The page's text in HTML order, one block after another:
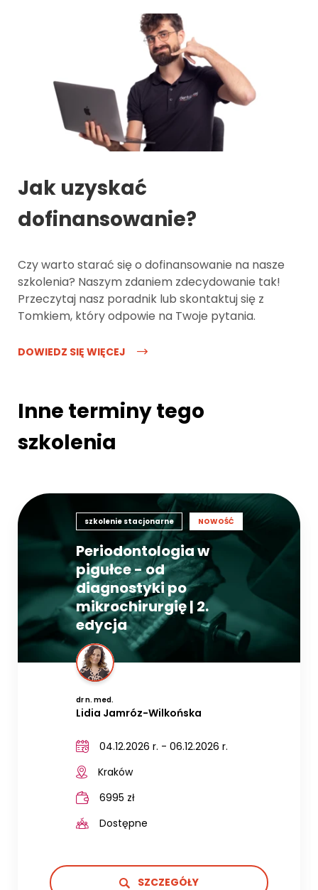
Jak uzyskać
dofinansowanie?
Czy warto starać się o dofinansowanie na nasze
szkolenia? Naszym zdaniem zdecydowanie tak!
Przeczytaj nasz poradnik lub skontaktuj się z
Tomkiem, który odpowie na Twoje pytania.
DOWIEDZ SIĘ WIĘCEJ
Inne terminy tego
szkolenia
szkolenie stacjonarne NOWOŚĆ
Periodontologia w
pigułce - od
diagnostyki po
mikrochirurgię | 2.
edycja
dr n. med.
Lidia Jamróz-Wilkońska
04.12.2026 r. - 06.12.2026 r.
Kraków
6995 zł
Dostępne
SZCZEGÓŁY